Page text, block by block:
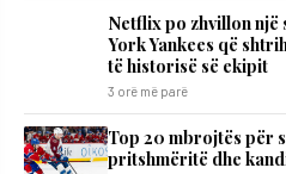
Netflix po zhvillon
York Yankees që
të historisë së ekipit
3 orë më parë
Top 20 mbrojtës për
pritshmëritë dhe